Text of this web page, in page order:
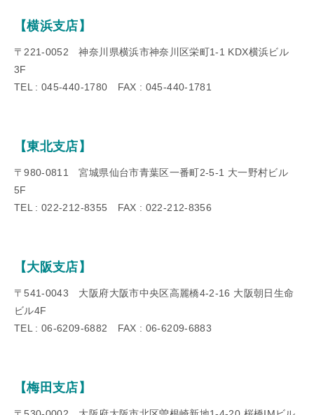
【横浜支店】
〒221-0052 神奈川県横浜市神奈川区栄町1-1 KDX横浜ビル
3F
TEL : 045-440-1780 FAX : 045-440-1781
【東北支店】
〒980-0811 宮城県仙台市青葉区一番町2-5-1 大一野村ビル
5F
TEL : 022-212-8355 FAX : 022-212-8356
【大阪支店】
〒541-0043 大阪府大阪市中央区高麗橋4-2-16 大阪朝日生命
ビル4F
TEL : 06-6209-6882 FAX : 06-6209-6883
【梅田支店】